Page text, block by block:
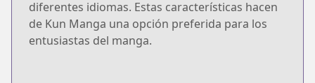
diferentes idiomas. Estas características hacen
de Kun Manga una opción preferida para los
entusiastas del manga.